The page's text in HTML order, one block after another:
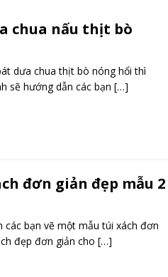
chua nấu thịt bò
dưa chua thịt bò nóng hổi thì
sẽ hướng dẫn các bạn […]
đơn giản đẹp mẫu 2
các bạn vẽ một mẫu túi xách đơn
đẹp đơn giản cho […]